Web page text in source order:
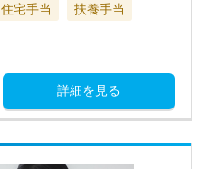
住宅手当
扶養手当
詳細を見る